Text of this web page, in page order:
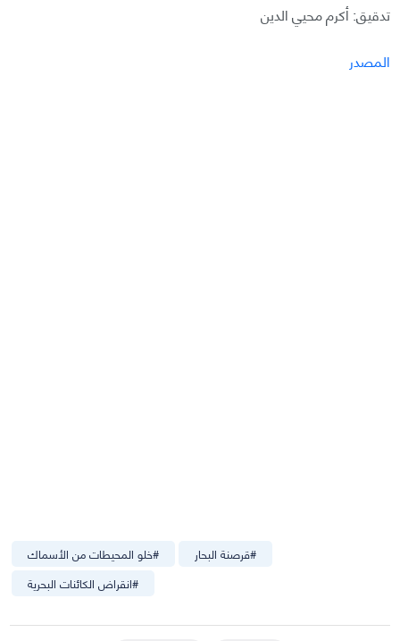
تدقيق: أكرم محيي الدين
المصدر
#خلو المحيطات من الأسماك #قرصنة البحار
#انقراض الكائنات البحرية